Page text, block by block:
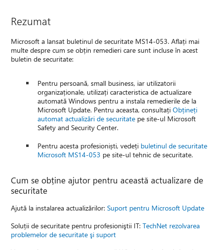
Rezumat
Microsoft a lansat buletinul de securitate MS14-053. Aflați mai
multe despre cum se obțin remedieri care sunt incluse în acest
buletin de securitate:
Pentru persoană, small business, iar utilizatorii
organizaționale, utilizați caracteristica de actualizare
automată Windows pentru a instala remedierile de la
Microsoft Update. Pentru aceasta, consultațiObțineți
automat actualizări de securitate pe site-ul Microsoft
Safety and Security Center.
Pentru acesta profesioniști, vedeți buletinul de securitate
Microsoft MS14-053 pe site-ul tehnic de securitate.
Cum se obține ajutor pentru această actualizare de
securitate
Ajută la instalarea actualizărilor:Suport pentru Microsoft Update
Soluții de securitate pentru profesioniştii IT:TechNet rezolvarea
problemelor de securitate şi suport